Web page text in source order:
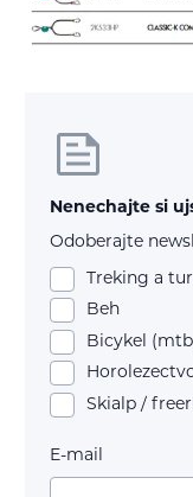
Nenechajte si
Odoberajte
Treking a
Beh
Bicykel
Skialp /
E-mail